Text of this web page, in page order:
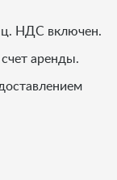
НДС включен.
аренды.